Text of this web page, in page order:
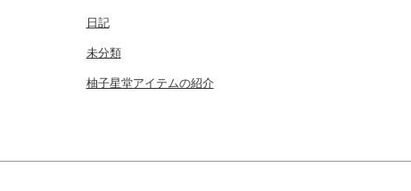
日記
未分類
柚子星堂アイテムの紹介